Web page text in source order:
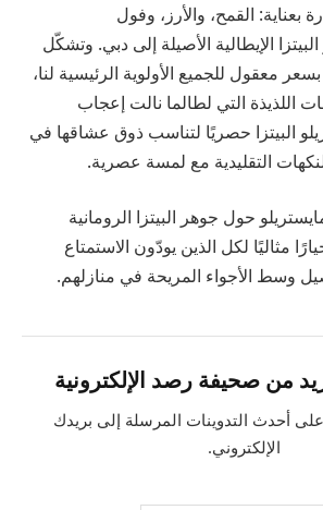
بعناية: القمح، والأرز، وفول
الإيطالية الأصيلة إلى دبي. وتشكّل
بسعر معقول للجميع الأولوية الرئيسية لنا،
اللذيذة التي لطالما نالت إعجاب
البيتزا حصريًا لتناسب ذوق عشاقها في
التقليدية مع لمسة عصرية.
حول جوهر البيتزا الرومانية
مثاليًا لكل الذين يودّون الاستمتاع
وسط الأجواء المريحة في منازلهم.
من صحيفة رصد الإلكترونية
أحدث التدوينات المرسلة إلى بريدك
الإلكتروني.